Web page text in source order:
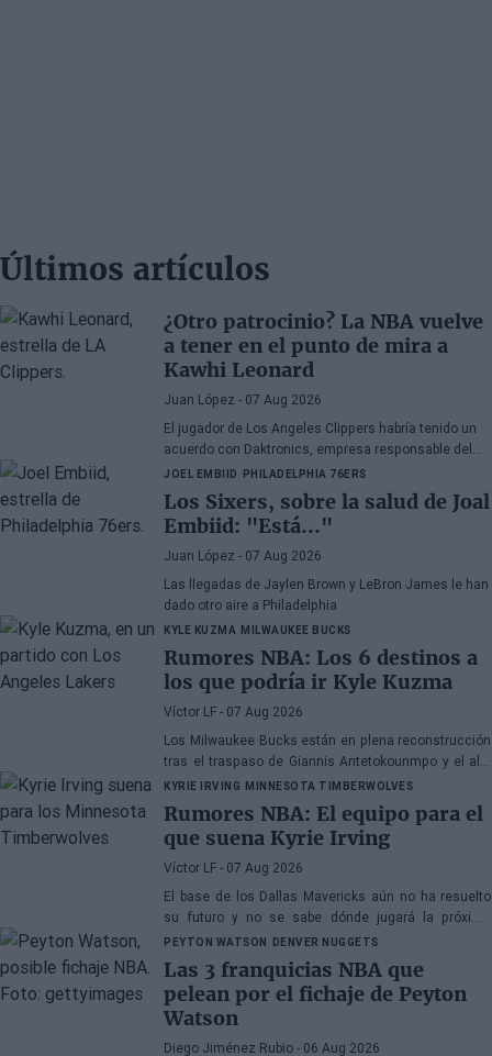
Últimos artículos
¿Otro patrocinio? La NBA vuelve
a tener en el punto de mira a
Kawhi Leonard
Juan López - 07 Aug 2026
El jugador de Los Angeles Clippers habría tenido un
acuerdo con Daktronics, empresa responsable del
videomarcador del Intuit Dome
JOEL EMBIID PHILADELPHIA 76ERS
Los Sixers, sobre la salud de Joal
Embiid: "Está..."
Juan López - 07 Aug 2026
Las llegadas de Jaylen Brown y LeBron James le han
dado otro aire a Philadelphia
KYLE KUZMA MILWAUKEE BUCKS
Rumores NBA: Los 6 destinos a
los que podría ir Kyle Kuzma
Víctor LF - 07 Aug 2026
Los Milwaukee Bucks están en plena reconstrucción
tras el traspaso de Giannis Antetokounmpo y el ala-
pívot podría ser el siguiente
KYRIE IRVING MINNESOTA TIMBERWOLVES
Rumores NBA: El equipo para el
que suena Kyrie Irving
Víctor LF - 07 Aug 2026
El base de los Dallas Mavericks aún no ha resuelto
su futuro y no se sabe dónde jugará la próxima
temporada
PEYTON WATSON DENVER NUGGETS
Las 3 franquicias NBA que
pelean por el fichaje de Peyton
Watson
Diego Jiménez Rubio - 06 Aug 2026